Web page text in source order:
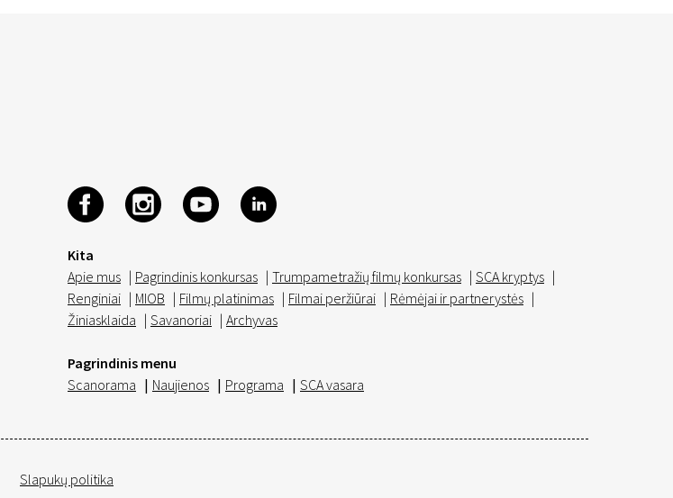
Kita
Apie mus | Pagrindinis konkursas | Trumpametražių filmų konkursas | SCA kryptys |
Renginiai | MIOB | Filmų platinimas | Filmai peržiūrai | Rėmėjai ir partnerystės |
Žiniasklaida | Savanoriai | Archyvas
Pagrindinis menu
Scanorama | Naujienos | Programa | SCA vasara
Slapukų politika